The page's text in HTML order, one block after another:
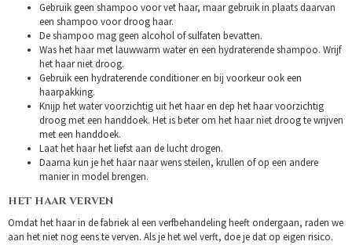
Gebruik geen shampoo voor vet haar, maar gebruik in plaats daarvan
een shampoo voor droog haar.
De shampoo mag geen alcohol of sulfaten bevatten.
Was het haar met lauwwarm water en een hydraterende shampoo. Wrijf
het haar niet droog.
Gebruik een hydraterende conditioner en bij voorkeur ook een
haarpakking.
Knijp het water voorzichtig uit het haar en dep het haar voorzichtig
droog met een handdoek. Het is beter om het haar niet droog te wrijven
met een handdoek.
Laat het haar het liefst aan de lucht drogen.
Daarna kun je het haar naar wens steilen, krullen of op een andere
manier in model brengen.
HET HAAR VERVEN
Omdat het haar in de fabriek al een verfbehandeling heeft ondergaan, raden we
aan het niet nog eens te verven. Als je het wel verft, doe je dat op eigen risico.